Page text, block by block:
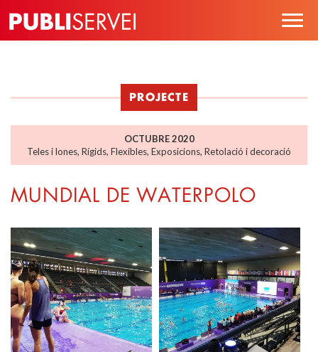
contingut
PROJECTE
OCTUBRE 2020
Teles i lones, Rígids, Flexibles, Exposicions, Retolació i decoració
MUNDIAL DE WATERPOLO